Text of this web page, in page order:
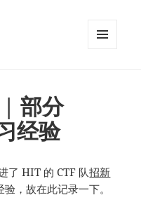
部分
经验
了 HIT 的 CTF 队招新
，故在此记录一下。